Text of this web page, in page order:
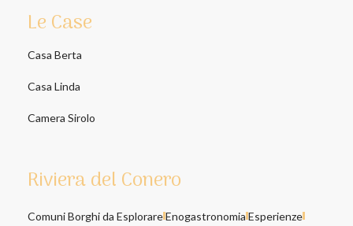
Le Case
Casa Berta
Casa Linda
Camera Sirolo
Riviera del Conero
Comuni Borghi da EsplorareEnogastronomia Esperienze